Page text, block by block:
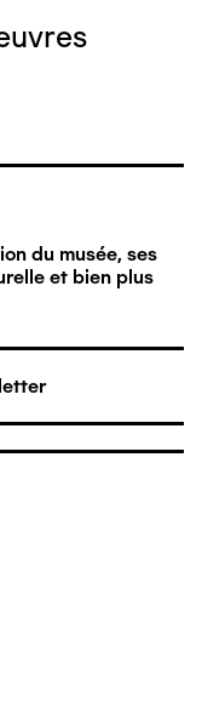
du musée, ses
et bien plus